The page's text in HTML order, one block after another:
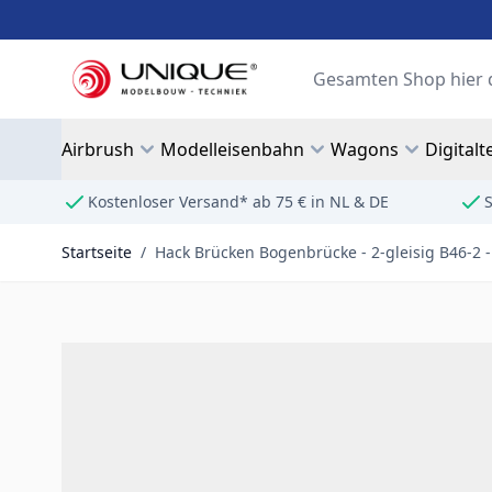
Suche
Airbrush Modelleisenbahn Wagons
Kostenloser Versand* ab 75 € in NL & DE
Startseite / Hack Brücken Bogenbrücke - 2-gleisig B46-2